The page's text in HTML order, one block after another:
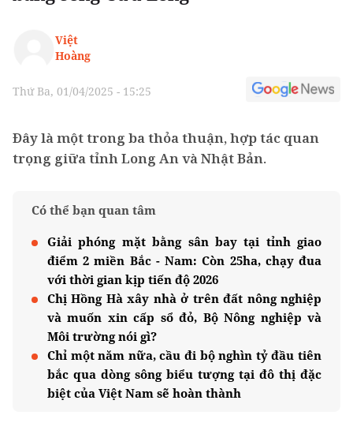
Việt
Hoàng
Thứ Ba, 01/04/2025 - 15:25
Đây là một trong ba thỏa thuận, hợp tác quan
trọng giữa tỉnh Long An và Nhật Bản.
Có thể bạn quan tâm
Giải phóng mặt bằng sân bay tại tỉnh giao
điểm 2 miền Bắc - Nam: Còn 25ha, chạy đua
với thời gian kịp tiến độ 2026
Chị Hồng Hà xây nhà ở trên đất nông nghiệp
và muốn xin cấp sổ đỏ, Bộ Nông nghiệp và
Môi trường nói gì?
Chỉ một năm nữa, cầu đi bộ nghìn tỷ đầu tiên
bắc qua dòng sông biểu tượng tại đô thị đặc
biệt của Việt Nam sẽ hoàn thành